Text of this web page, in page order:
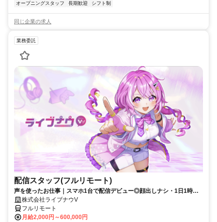
オープニングスタッフ
長期歓迎 シフト制
同じ企業の求人
業務委託
配信スタッフ(フルリモート)
声を使ったお仕事｜スマホ1台で配信デビュー◎顔出しナシ・1日1時間
～OK♪
株式会社ライブナウV
フルリモート
月給2,000円～600,000円